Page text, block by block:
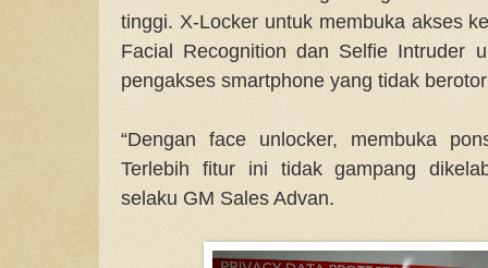
tinggi. X-Locker untuk membuka akses
Facial Recognition dan Selfie Intruder
pengakses smartphone yang tidak
“Dengan face unlocker, membuka
Terlebih fitur ini tidak gampang
selaku GM Sales Advan.